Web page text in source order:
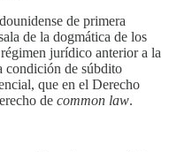
de primera
de la dogmática de los
jurídico anterior a la
condición de súbdito
que en el Derecho
de common law.